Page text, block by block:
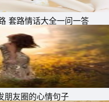
套路情话大全一问一答
朋友圈的心情句子